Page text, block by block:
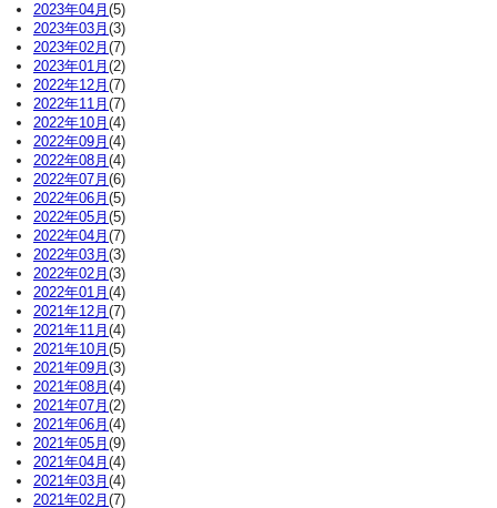
2023年04月 (5)
2023年03月 (3)
2023年02月 (7)
2023年01月 (2)
2022年12月 (7)
2022年11月 (7)
2022年10月 (4)
2022年09月 (4)
2022年08月 (4)
2022年07月 (6)
2022年06月 (5)
2022年05月 (5)
2022年04月 (7)
2022年03月 (3)
2022年02月 (3)
2022年01月 (4)
2021年12月 (7)
2021年11月 (4)
2021年10月 (5)
2021年09月 (3)
2021年08月 (4)
2021年07月 (2)
2021年06月 (4)
2021年05月 (9)
2021年04月 (4)
2021年03月 (4)
2021年02月 (7)